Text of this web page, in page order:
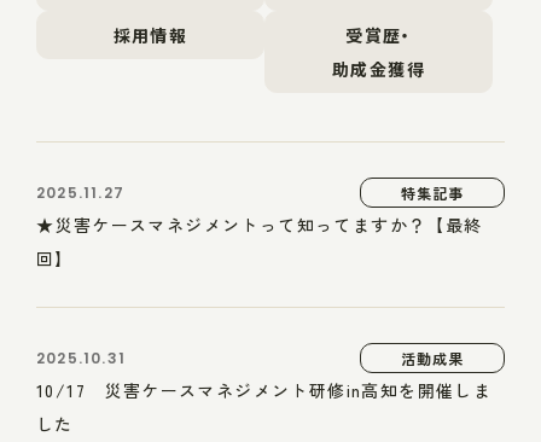
採用情報
受賞歴・
助成金獲得
2025.11.27 特集記事
★災害ケースマネジメントって知ってますか？【最終
回】
2025.10.31 活動成果
10/17 災害ケースマネジメント研修in高知を開催しま
した